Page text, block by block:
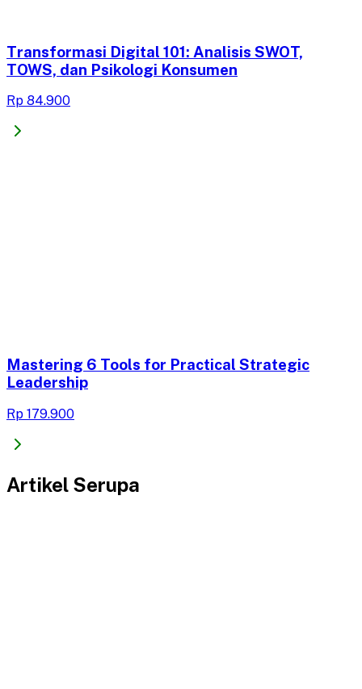
Transformasi Digital 101: Analisis SWOT,
TOWS, dan Psikologi Konsumen
Rp 84.900
Mastering 6 Tools for Practical Strategic
Leadership
Rp 179.900
Artikel Serupa